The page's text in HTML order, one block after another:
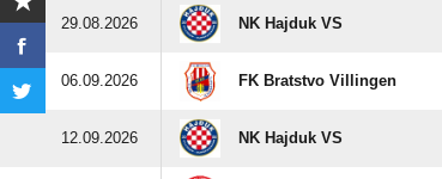
29.08.2026 NK Hajduk VS
06.09.2026 FK Bratstvo Villingen
12.09.2026 NK Hajduk VS